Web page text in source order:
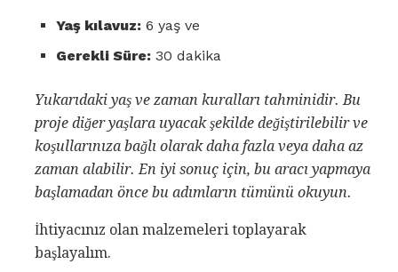
Yaş kılavuz: 6 yaş ve
Gerekli Süre: 30 dakika
Yukarıdaki yaş ve zaman kuralları tahminidir. Bu
proje diğer yaşlara uyacak şekilde değiştirilebilir ve
koşullarınıza bağlı olarak daha fazla veya daha az
zaman alabilir. En iyi sonuç için, bu aracı yapmaya
başlamadan önce bu adımların tümünü okuyun.
İhtiyacınız olan malzemeleri toplayarak
başlayalım.